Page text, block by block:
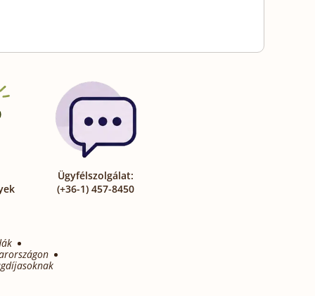
Ügyfélszolgálat:
(+36-1) 457-8450